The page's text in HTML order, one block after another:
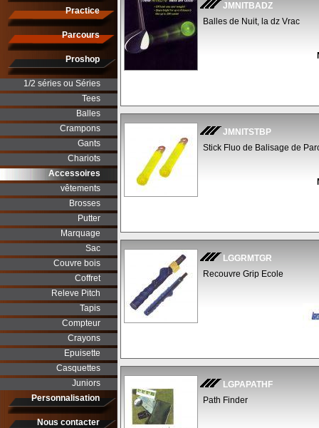
Practice
Parcours
Proshop
1/2 séries ou Séries
Tees
Balles
Crampons
Gants
Chariots
Accessoires
vêtements
Brosses
Putter
Marquage
Sac
Couvre bois
Coffret
Releve Pitch
Tapis
Compteur
Crayons
Epuisette
Casquettes
Juniors
Personnalisation
Nous contacter
JMNITBADZ
Balles de Nuit, la dz Vrac
JMNITSTBP
Stick Fluo de Balisage de
LGGRMTGR
Recouvre Grip Ecole
LGPAPATHF
Path Finder